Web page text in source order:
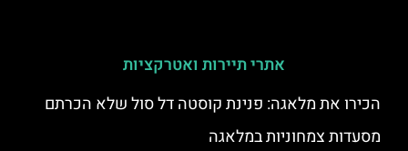
אתרי תיירות ואטרקציות
הכירו את מלאגה: פנינת קוסטה דל סול שלא הכרתם
מסעדות צמחוניות במלאגה